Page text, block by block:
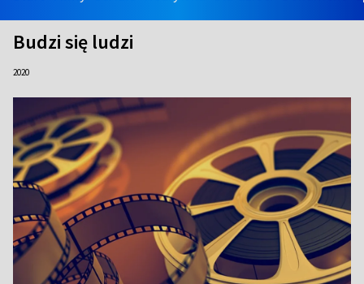
Budzi się ludzi
2020